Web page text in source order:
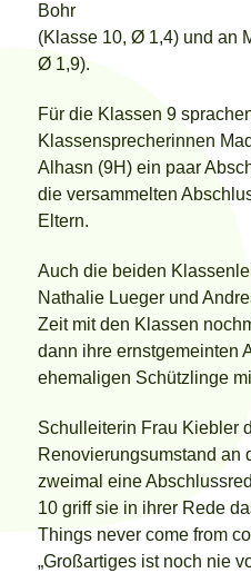
Bohr
(Klasse 10, Ø 1,4) und an
Ø 1,9).
Für die Klassen 9
Klassensprecherinnen
Alhasn (9H) ein paar
die versammelten
Eltern.
Auch die beiden
Nathalie Lueger und
Zeit mit den Klassen
dann ihre ernstgemeinten
ehemaligen Schützlinge
Schulleiterin Frau Kiebler
Renovierungsumstand an
zweimal eine
10 griff sie in ihrer Rede
Things never come from
„Großartiges ist noch nie